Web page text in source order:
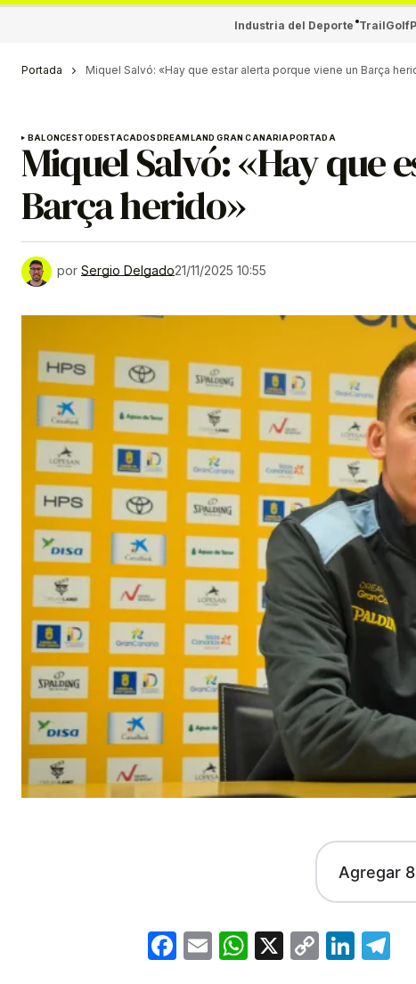
Industria del Deporte TrailGolf
Portada Miquel Salvó: «Hay que estar alerta porque viene un Barça
BALONCESTODESTACADOSDREAMLAND GRAN CANARIAPORTADA
Miquel Salvó: «Hay que
Barça herido»
por Sergio Delgado21/11/2025 10:55
Agregar
Facebook
EmailWhatsApp
X
Copy